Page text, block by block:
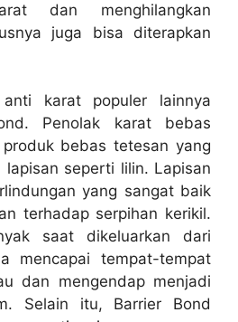
dan menghilangkan
juga bisa diterapkan
karat populer lainnya
Penolak karat bebas
bebas tetesan yang
lapisan seperti lilin. Lapisan
yang sangat baik
terhadap serpihan kerikil.
saat dikeluarkan dari
mencapai tempat-tempat
dan mengendap menjadi
Selain itu, Barrier Bond